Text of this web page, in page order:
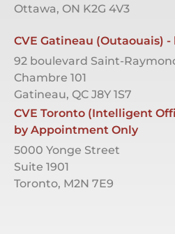
Ottawa, ON K2G 4V3
CVE Gatineau (Outaouais)
92 boulevard Saint-
Chambre 101
Gatineau, QC J8Y 1S7
CVE Toronto (Intelligent
by Appointment Only
5000 Yonge Street
Suite 1901
Toronto, M2N 7E9